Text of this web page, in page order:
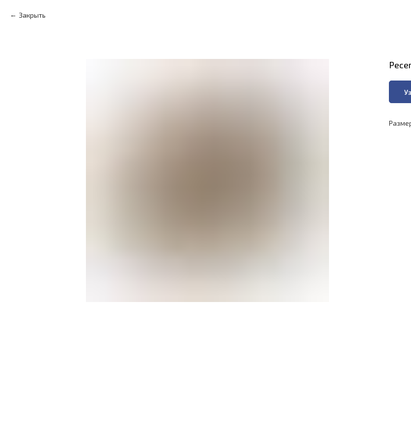
Закрыть